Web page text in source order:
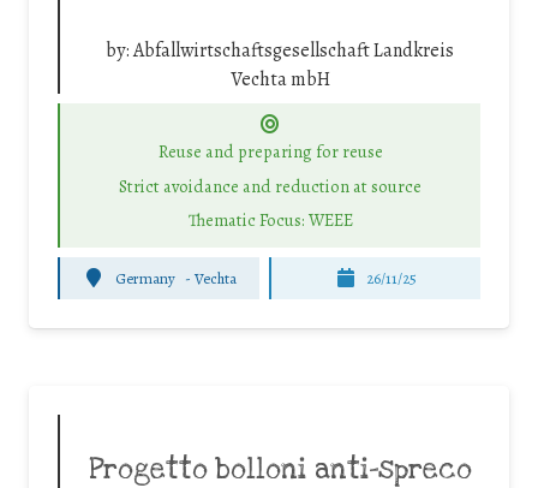
by:Abfallwirtschaftsgesellschaft Landkreis
Vechta mbH
Reuse and preparing for reuse
Strict avoidance and reduction at source
Thematic Focus: WEEE
Germany - Vechta 26/11/25
Progetto bolloni anti-spreco